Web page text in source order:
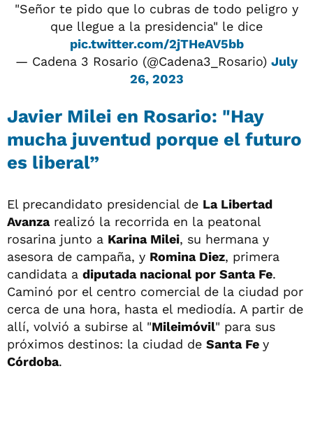
"Señor te pido que lo cubras de todo peligro y
que llegue a la presidencia" le dice
pic.twitter.com/2jTHeAV5bb
— Cadena 3 Rosario (@Cadena3_Rosario) July
26, 2023
Javier Milei en Rosario: "Hay
mucha juventud porque el futuro
es liberal”
El precandidato presidencial de La Libertad
Avanzarealizó la recorrida en la peatonal
rosarina junto a Karina Milei, su hermana y
asesora de campaña, y Romina Diez, primera
candidata a diputada nacional por Santa Fe.
Caminó por el centro comercial de la ciudad por
cerca de una hora, hasta el mediodía. A partir de
allí, volvió a subirse al "Mileimóvil" para sus
próximos destinos: la ciudad de Santa Fe y
Córdoba.